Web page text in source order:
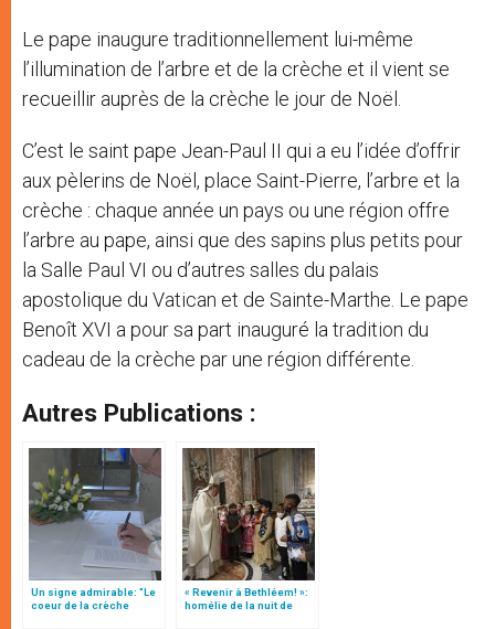
Le pape inaugure traditionnellement lui-même
l’illumination de l’arbre et de la crèche et il vient se
recueillir auprès de la crèche le jour de Noël.
C’est le saint pape Jean-Paul II qui a eu l’idée d’offrir
aux pèlerins de Noël, place Saint-Pierre, l’arbre et la
crèche : chaque année un pays ou une région offre
l’arbre au pape, ainsi que des sapins plus petits pour
la Salle Paul VI ou d’autres salles du palais
apostolique du Vatican et de Sainte-Marthe. Le pape
Benoît XVI a pour sa part inauguré la tradition du
cadeau de la crèche par une région différente.
Autres Publications :
Un signe admirable: "Le
coeur de la crèche
« Revenir à Bethléem! »:
homélie de la nuit de
Noël (texte complet)